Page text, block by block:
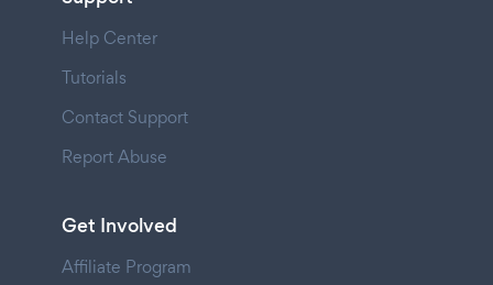
Help Center
Tutorials
Contact Support
Report Abuse
Get Involved
Affiliate Program